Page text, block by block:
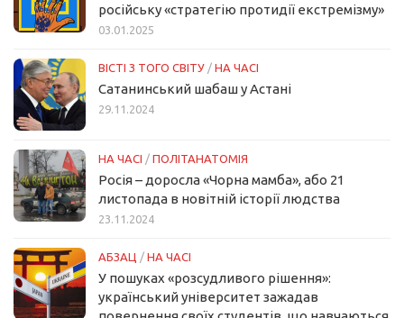
російську «стратегію протидії екстремізму»
03.01.2025
ВІСТІ З ТОГО СВІТУ / НА ЧАСІ
Сатанинський шабаш у Астані
29.11.2024
НА ЧАСІ / ПОЛІТАНАТОМІЯ
Росія – доросла «Чорна мамба», або 21
листопада в новітній історії людства
23.11.2024
АБЗАЦ / НА ЧАСІ
У пошуках «розсудливого рішення»:
український університет зажадав